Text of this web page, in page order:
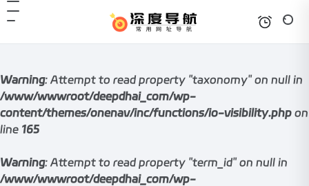
Warning: Attempt to read property "taxonomy" on null in
/www/wwwroot/deepdhai_com/wp-
content/themes/onenav/inc/functions/io-visibility.php on
line 165
Warning: Attempt to read property "term_id" on null in
/www/wwwroot/deepdhai_com/wp-